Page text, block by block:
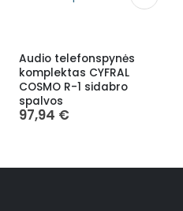
Audio telefonspynės
komplektas CYFRAL
COSMO R-1 sidabro
spalvos
97,94 €